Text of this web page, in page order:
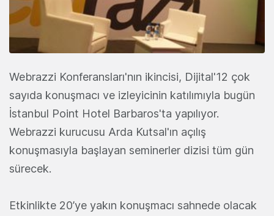
Webrazzi Konferansları'nın ikincisi, Dijital'12 çok
sayıda konuşmacı ve izleyicinin katılımıyla bugün
İstanbul Point Hotel Barbaros'ta yapılıyor.
Webrazzi kurucusu Arda Kutsal'ın açılış
konuşmasıyla başlayan seminerler dizisi tüm gün
sürecek.
Etkinlikte 20’ye yakın konuşmacı sahnede olacak